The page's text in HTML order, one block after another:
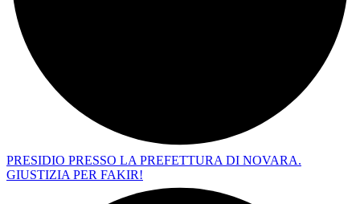
PRESIDIO PRESSO LA PREFETTURA DI NOVARA.
GIUSTIZIA PER FAKIR!